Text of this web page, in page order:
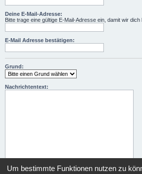
Deine E-Mail-Adresse:
Bitte trage eine gültige E-Mail-Adresse ein, damit wir dich
E-Mail Adresse bestätigen:
Grund:
Nachrichtentext:
Um bestimmte Funktionen nutzen zu